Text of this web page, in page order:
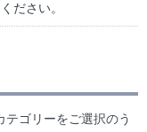
ださい。
テゴリーをご選択のう